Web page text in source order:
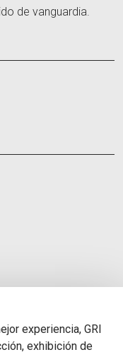
de vanguardia.
experiencia, GRI
exhibición de